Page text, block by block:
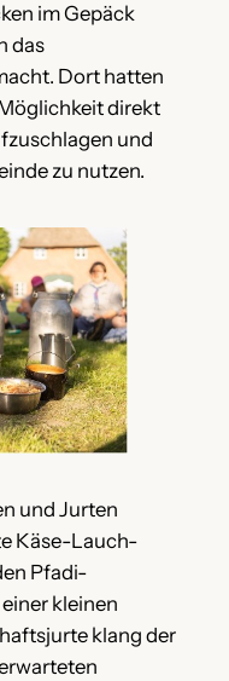
im Gepäck
das
Dort hatten
direkt
und
zu nutzen.
und Jurten
Käse-Lauch-
Pfadi-
kleinen
klang der